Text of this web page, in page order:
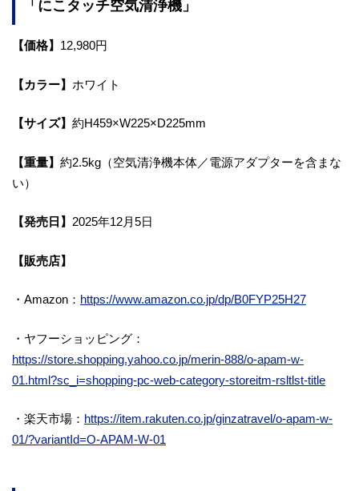
「にこタッチ空気清浄機」
【価格】 12,980円
【カラー】 ホワイト
【サイズ】 約H459×W225×D225mm
【重量】 約2.5kg（空気清浄機本体／電源アダプターを含まな
い）
【発売日】 2025年12月5日
【販売店】
・Amazon： https://www.amazon.co.jp/dp/B0FYP25H27
・ヤフーショッピング：
https://store.shopping.yahoo.co.jp/merin-888/o-apam-w-
01.html?sc_i=shopping-pc-web-category-storeitm-rsltlst-title
・楽天市場： https://item.rakuten.co.jp/ginzatravel/o-apam-w-
01/?variantId=O-APAM-W-01